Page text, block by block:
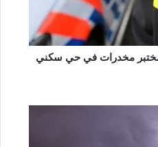
مختبر مخدرات في حي سكني